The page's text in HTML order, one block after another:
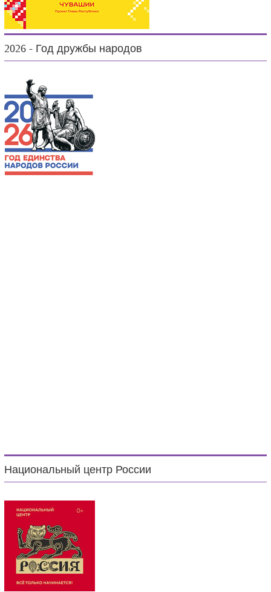
2026 - Год дружбы народов
Национальный центр России